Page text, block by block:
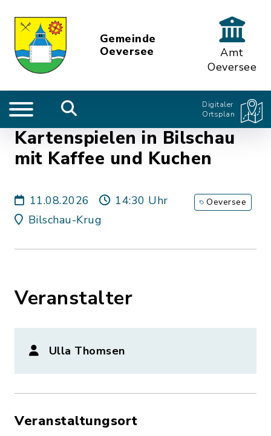
Gemeinde
Oeversee
Amt
Oeversee
Digitaler
Ortsplan
Kartenspielen in Bilschau
mit Kaffee und Kuchen
11.08.2026
14:30 Uhr
Bilschau-Krug
Oeversee
Veranstalter
Ulla Thomsen
Veranstaltungsort